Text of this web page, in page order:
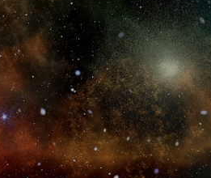
会社案内
沿革